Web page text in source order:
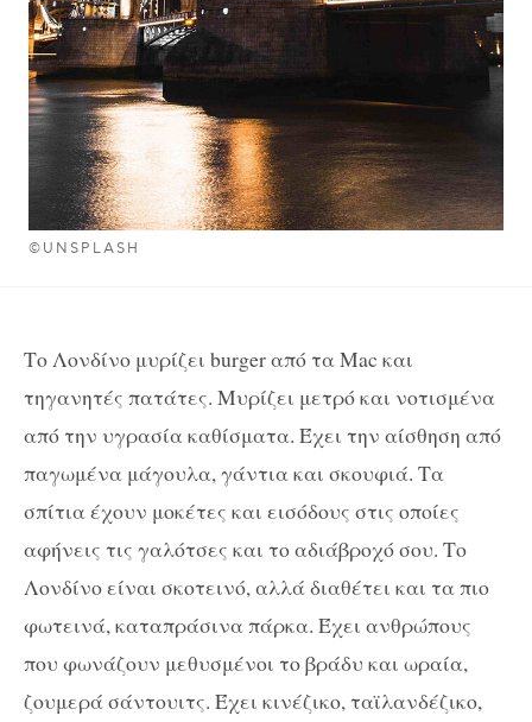
©UNSPLASH
Το Λονδίνο μυρίζει burgerαπό ταMac και
τηγανητές πατάτες. Μυρίζει μετρό και νοτισμένα
από την υγρασία καθίσματα. Έχει την αίσθηση από
παγωμένα μάγουλα, γάντια και σκουφιά. Τα
σπίτια έχουν μοκέτες και εισόδους στις οποίες
αφήνεις τις γαλότσες και τoαδιάβροχό σου. Το
Λονδίνο είναι σκοτεινό, αλλά διαθέτει και τα πιο
φωτεινά, καταπράσινα πάρκα. Έχει ανθρώπους
που φωνάζουν μεθυσμένοι το βράδυ και ωραία,
ζουμερά σάντουιτς. Έχει κινέζικο, ταϊλανδέζικο,